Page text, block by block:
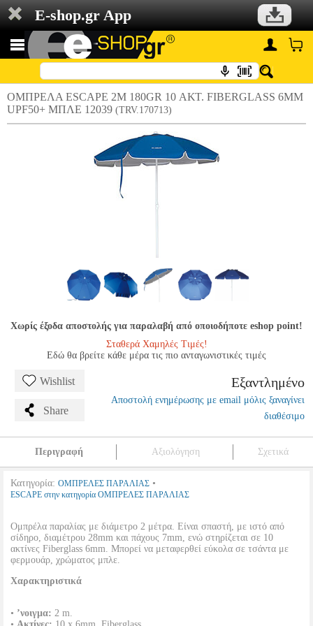
E-shop.gr App
ΟΜΠΡΕΛΑ ESCAPE 2M 180GR 10 ΑΚΤ. FIBERGLASS 6ΜΜ
UPF50+ ΜΠΛΕ 12039 (TRV.170713)
Χωρίς έξοδα αποστολής για παραλαβή από οποιοδήποτε eshop point!
Σταθερά Χαμηλές Τιμές!
Εδώ θα βρείτε κάθε μέρα τις πιο ανταγωνιστικές τιμές
Wishlist
Share
Εξαντλημένο
Αποστολή ενημέρωσης με email μόλις ξαναγίνει
διαθέσιμο
Περιγραφή Αξιολόγηση Σχετικά
Κατηγορία: ΟΜΠΡΕΛΕΣ ΠΑΡΑΛΙΑΣ •
ESCAPE στην κατηγορία ΟΜΠΡΕΛΕΣ ΠΑΡΑΛΙΑΣ
Ομπρέλα παραλίας με διάμετρο 2 μέτρα. Είναι σπαστή, με ιστό από
σίδηρο, διαμέτρου 28mm και πάχους 7mm, ενώ στηρίζεται σε 10
ακτίνες Fiberglass 6mm. Μπορεί να μεταφερθεί εύκολα σε τσάντα με
φερμουάρ, χρώματος μπλε.
Χαρακτηριστικά
• ’νοιγμα: 2 m.